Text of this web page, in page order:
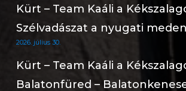
Kürt – Team Kaáli a
Szélvadászat a nyugati
2026. július 30.
Kürt – Team Kaáli a
Balatonfüred –